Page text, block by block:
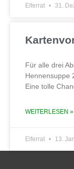
Elferrat 31.
Für alle drei
Hennensuppe
Eine tolle
WEITERLESEN »
Elferrat 13.